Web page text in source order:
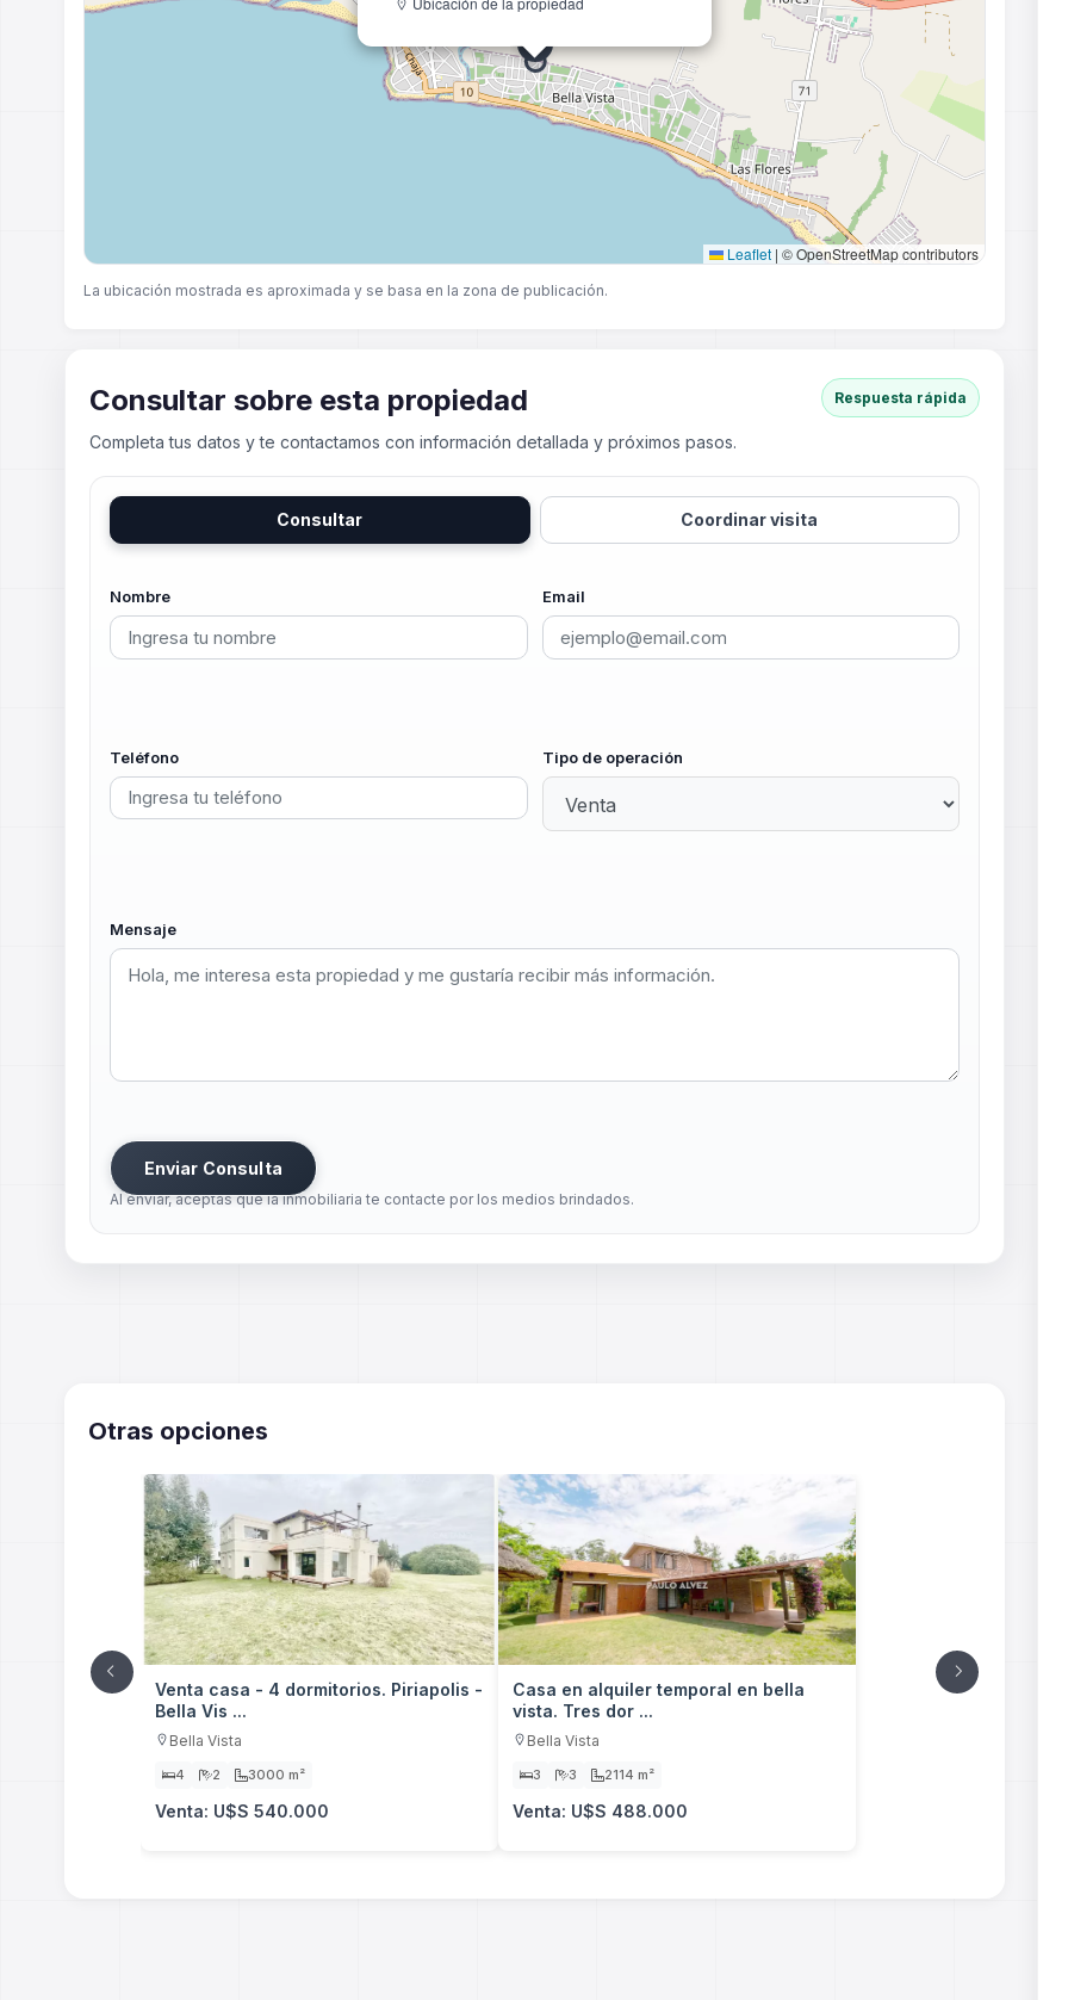
Leaflet | © OpenStreetMap contributors
La ubicación mostrada es aproximada y se basa en la zona de publicación.
Consultar sobre esta propiedad
Completa tus datos y te contactamos con información detallada y próximos pasos.
Respuesta rápida
Consultar Coordinar visita
Nombre Email
Teléfono Tipo de operación
Mensaje
Enviar Consulta
Al enviar, aceptas que la inmobiliaria te contacte por los medios brindados.
Otras opciones
Venta casa - 4 dormitorios. Piriapolis -
Bella Vis ...
Bella Vista
4 2 3000 m²
Venta: U$S 540.000
Casa en alquiler temporal en bella
vista. Tres dor ...
Bella Vista
3 3 2114 m²
Venta: U$S 488.000